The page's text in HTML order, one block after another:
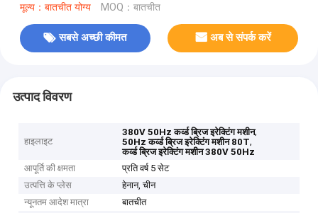
मूल्य：बातचीत योग्य MOQ：बातचीत
सबसे अच्छी कीमत अब से संपर्क करें
उत्पाद विवरण
हाइलाइट
380V 50Hz कर्व्ड ब्रिज इरेक्टिंग मशीन,
50Hz कर्व्ड ब्रिज इरेक्टिंग मशीन 80T,
कर्व्ड ब्रिज इरेक्टिंग मशीन 380V 50Hz
आपूर्ति की क्षमता
प्रति वर्ष 5 सेट
उत्पत्ति के प्लेस
हेनान, चीन
न्यूनतम आदेश मात्रा
बातचीत